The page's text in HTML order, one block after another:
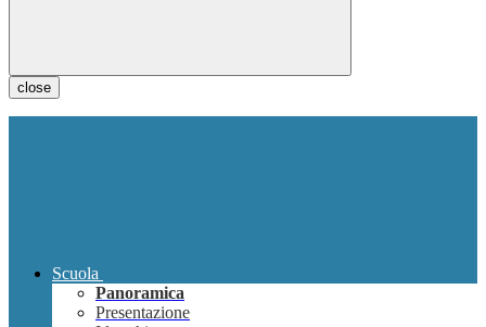
close
Scuola
Panoramica
Presentazione